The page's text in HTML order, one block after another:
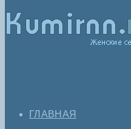
ГЛАВНАЯ